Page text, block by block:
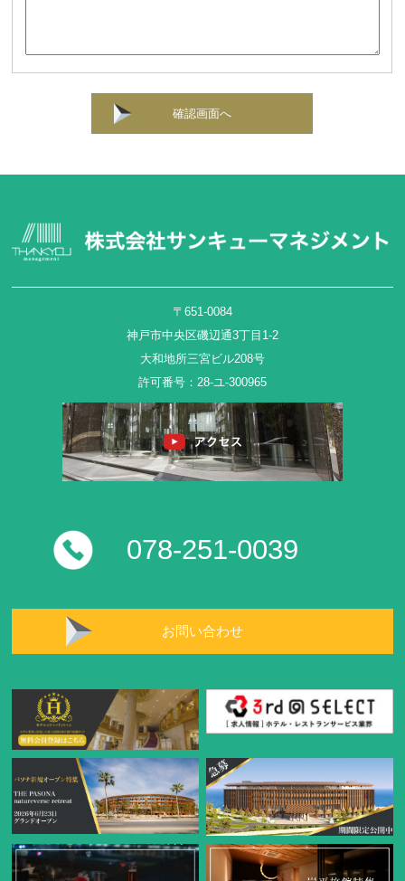
確認画面へ
〒651-0084
神戸市中央区磯辺通3丁目1-2
大和地所三宮ビル208号
許可番号：28-ユ-300965
078-251-0039
お問い合わせ